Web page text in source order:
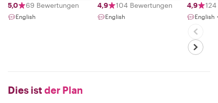
5,0
69 Bewertungen
English
4,9 104 Bewertungen
English
4,9
English
Dies ist der Plan